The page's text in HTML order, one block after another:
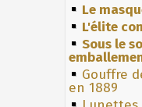
Le
L'élite
Sous le
Gouffre
en 1889